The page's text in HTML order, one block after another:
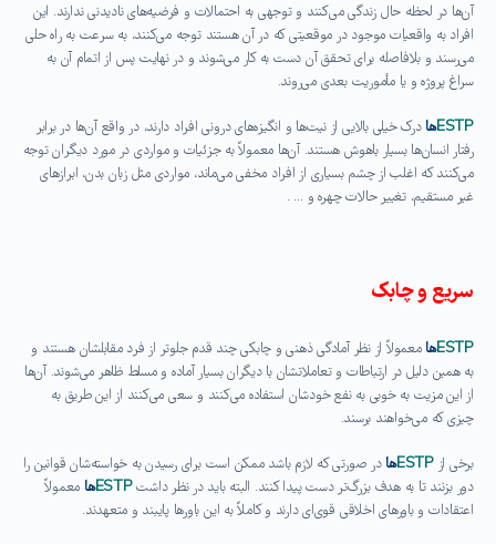
آن‌ها در لحظه‌ حال زندگی می‌کنند و توجهی به احتمالات و فرضیه‌های نادیدنی ندارند. این
افراد به واقعیات موجود در موقعیتی که در آن هستند توجه می‌کنند، به سرعت به راه حلی
می‌رسند و بلافاصله برای تحقق آن دست به کار می‌شوند و در نهایت پس از اتمام آن به
سراغ پروژه و یا مأموریت بعدی می‌روند.
ESTPها درک خیلی بالایی از نیت‌ها و انگیزه‌های درونی افراد دارند، در واقع آن‌ها در برابر
رفتار انسان‌ها بسیار باهوش‌ هستند. آن‌ها معمولاً به جزئیات و مواردی در مورد دیگران توجه
می‌کنند که اغلب از چشم بسیاری از افراد مخفی می‌ماند، مواردی مثل زبان بدن، ابرازهای
غیر مستقیم، تغییر حالات چهره و … .
سریع و چابک
ESTPها معمولاً از نظر آمادگی ذهنی و چابکی چند قدم جلوتر از فرد مقابلشان هستند و
به همین دلیل در ارتباطات و تعاملاتشان با دیگران بسیار آماده و مسلط ظاهر می‌شوند. آن‌ها
از این مزیت به خوبی به نفع خودشان استفاده می‌کنند و سعی می‌کنند از این طریق به
چیزی که می‌خواهند برسند.
برخی ازESTPها در صورتی که لازم باشد ممکن است برای رسیدن به خواسته‌شان قوانین را
دور بزنند تا به هدف بزرگ‌تر دست پیدا کنند. البته باید در نظر داشتESTPها معمولاً
اعتقادات و باورهای اخلاقی قوی‌ای دارند و کاملاً به این باورها پایبند و متعهدند.